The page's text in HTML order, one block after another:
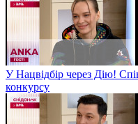
У Нацвідбір через Дію!
конкурсу